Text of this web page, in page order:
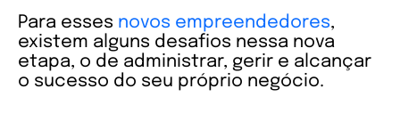
Para esses novos empreendedores,
existem alguns desafios nessa nova
etapa, o de administrar, gerir e alcançar
o sucesso do seu próprio negócio.